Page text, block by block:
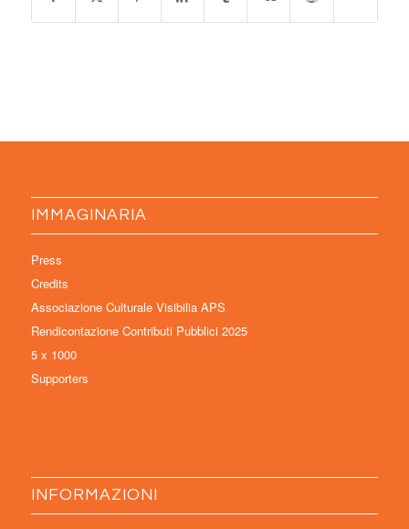
IMMAGINARIA
Press
Credits
Associazione Culturale Visibilia APS
Rendicontazione Contributi Pubblici 2025
5 x 1000
Supporters
INFORMAZIONI